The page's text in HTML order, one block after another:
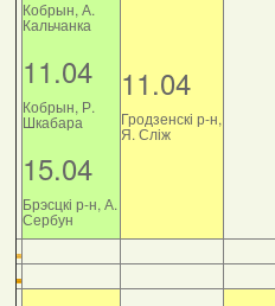
Кобрын, А.
Кальчанка
11.04
Кобрын, Р.
Шкабара
15.04
Брэсцкі р-н, А.
Сербун
11.04
Гродзенскі р-н,
Я. Сліж